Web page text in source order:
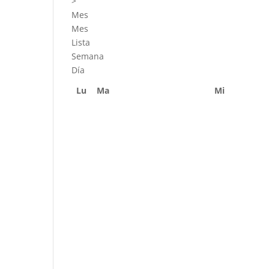
Mes
Mes
Lista
Semana
Día
Lu
Ma Mi